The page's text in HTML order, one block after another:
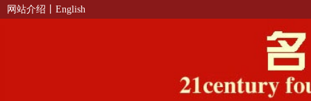
网站介绍 丨English